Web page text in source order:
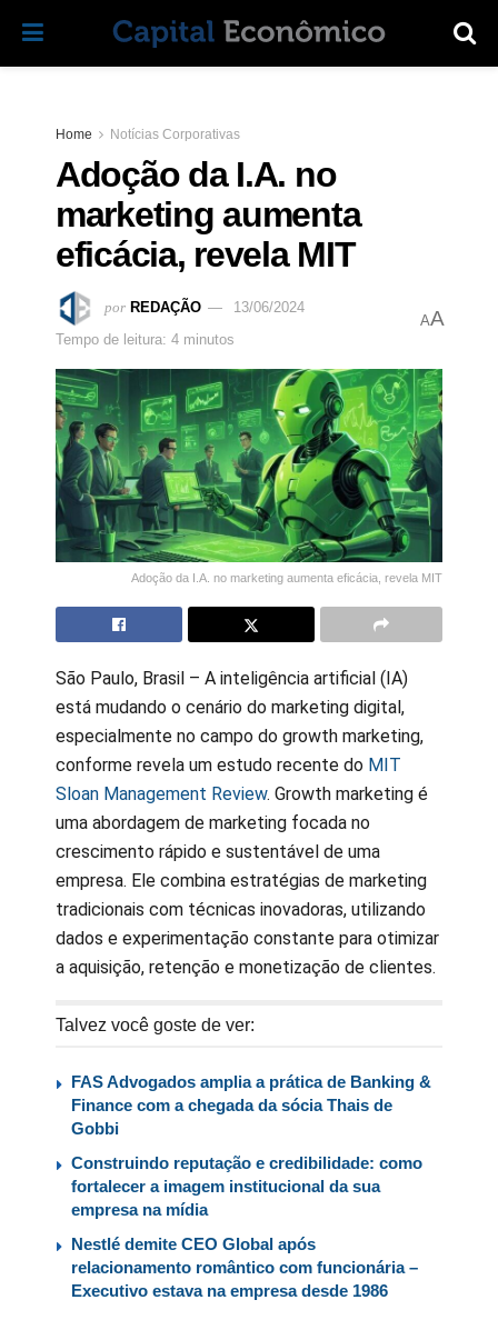
Home Notícias Corporativas
Adoção da I.A. no
marketing aumenta
eficácia, revela MIT
por REDAÇÃO
13/06/2024
Tempo de leitura: 4 minutos
AA
Adoção da I.A. no marketing aumenta eficácia, revela MIT
São Paulo, Brasil – A inteligência artificial (IA)
está mudando o cenário do marketing digital,
especialmente no campo do growth marketing,
conforme revela um estudo recente do MIT
Sloan Management Review. Growth marketing é
uma abordagem de marketing focada no
crescimento rápido e sustentável de uma
empresa. Ele combina estratégias de marketing
tradicionais com técnicas inovadoras, utilizando
dados e experimentação constante para otimizar
a aquisição, retenção e monetização de clientes.
Talvez você goste de ver:
FAS Advogados amplia a prática de Banking &
Finance com a chegada da sócia Thais de
Gobbi
Construindo reputação e credibilidade: como
fortalecer a imagem institucional da sua
empresa na mídia
Nestlé demite CEO Global após
relacionamento romântico com funcionária –
Executivo estava na empresa desde 1986